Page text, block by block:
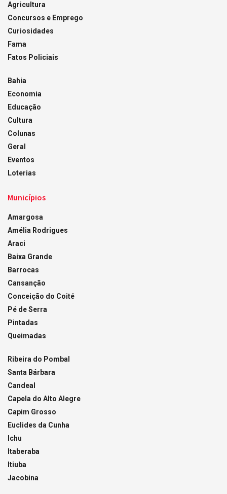
Agricultura
Concursos e Emprego
Curiosidades
Fama
Fatos Policiais
Bahia
Economia
Educação
Cultura
Colunas
Geral
Eventos
Loterias
Municípios
Amargosa
Amélia Rodrigues
Araci
Baixa Grande
Barrocas
Cansanção
Conceição do Coité
Pé de Serra
Pintadas
Queimadas
Ribeira do Pombal
Santa Bárbara
Candeal
Capela do Alto Alegre
Capim Grosso
Euclides da Cunha
Ichu
Itaberaba
Itiuba
Jacobina